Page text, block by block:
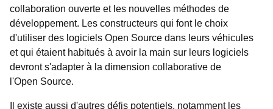
collaboration ouverte et les nouvelles méthodes de
développement. Les constructeurs qui font le choix
d'utiliser des logiciels Open Source dans leurs véhicules
et qui étaient habitués à avoir la main sur leurs logiciels
devront s'adapter à la dimension collaborative de
l'Open Source.
Il existe aussi d'autres défis potentiels, notamment les